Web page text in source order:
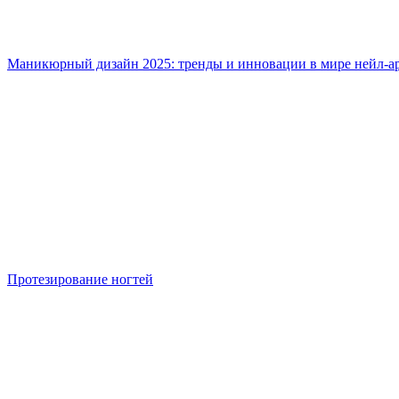
Маникюрный дизайн 2025: тренды и инновации в мире нейл-
Протезирование ногтей